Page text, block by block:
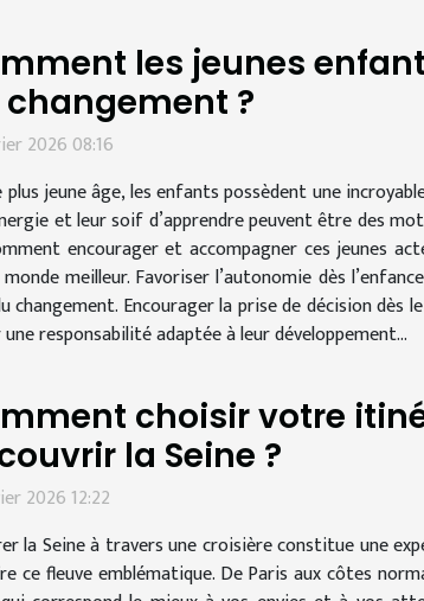
les jeunes
?
2026 08:16
plus jeune âge, les enfants possèdent une
et leur soif d’apprendre peuvent être des
encourager et accompagner ces jeunes
meilleur. Favoriser l’autonomie dès
Encourager la prise de décision dès
responsabilité adaptée à leur développement...
choisir votre
la Seine ?
2026 12:22
la Seine à travers une croisière constitue une
ce fleuve emblématique. De Paris aux côtes